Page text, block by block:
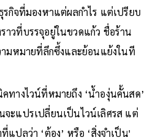
รกิจที่มองหาแต่ผลกำไร แต่เปรียบ
วที่บรรจุอยู่ในขวดแก้ว ชื่อร้าน
มหมายที่ลึกซึ้งและย้อนแย้งในที
างไวน์ที่หมายถึง ‘น้ำองุ่นคั้นสด’
ะแปรเปลี่ยนเป็นไวน์เลิศรส แต่
แปลว่า ‘ต้อง’ หรือ ‘สิ่งจำเป็น'